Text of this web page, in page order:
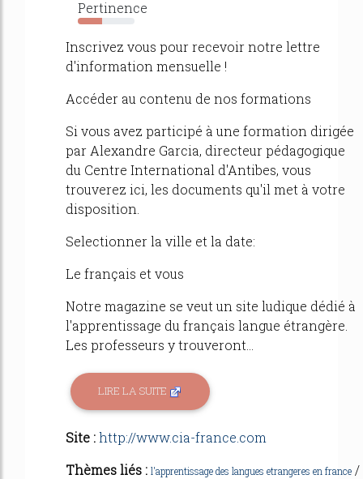
Pertinence
43%
Inscrivez vous pour recevoir notre lettre
d'information mensuelle !
Accéder au contenu de nos formations
Si vous avez participé à une formation dirigée
par Alexandre Garcia, directeur pédagogique
du Centre International d'Antibes, vous
trouverez ici, les documents qu'il met à votre
disposition.
Selectionner la ville et la date:
Le français et vous
Notre magazine se veut un site ludique dédié à
l'apprentissage du français langue étrangère.
Les professeurs y trouveront...
LIRE LA SUITE
Site :http://www.cia-france.com
Thèmes liés : l'apprentissage des langues etrangeres en france /